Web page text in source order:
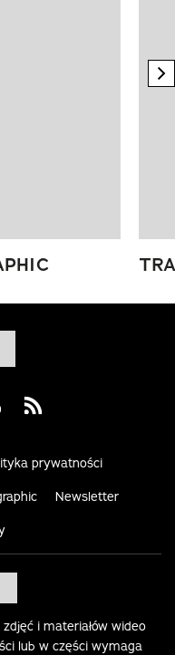
us on Youtube
Visit us on Rss
prywatności
Newsletter
i materiałów wideo
lub w części wymaga